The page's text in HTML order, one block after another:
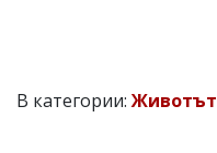
В категории:Животът